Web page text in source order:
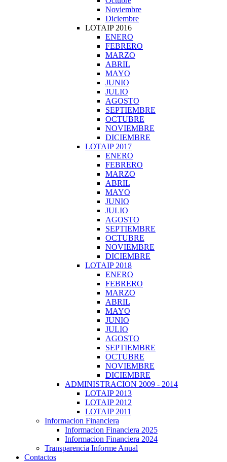
Noviembre
Diciembre
LOTAIP 2016
ENERO
FEBRERO
MARZO
ABRIL
MAYO
JUNIO
JULIO
AGOSTO
SEPTIEMBRE
OCTUBRE
NOVIEMBRE
DICIEMBRE
LOTAIP 2017
ENERO
FEBRERO
MARZO
ABRIL
MAYO
JUNIO
JULIO
AGOSTO
SEPTIEMBRE
OCTUBRE
NOVIEMBRE
DICIEMBRE
LOTAIP 2018
ENERO
FEBRERO
MARZO
ABRIL
MAYO
JUNIO
JULIO
AGOSTO
SEPTIEMBRE
OCTUBRE
NOVIEMBRE
DICIEMBRE
ADMINISTRACION 2009 - 2014
LOTAIP 2013
LOTAIP 2012
LOTAIP 2011
Informacion Financiera
Informacion Financiera 2025
Informacion Financiera 2024
Transparencia Informe Anual
Contactos